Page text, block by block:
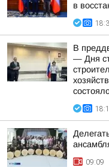
в
В
— Дня
09:09